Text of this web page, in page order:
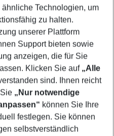
nights
filter
Technologien, um
zu halten.
unserer Plattform
Support bieten sowie
anzeigen, die für Sie
Klicken Sie auf „Alle
sind. Ihnen reicht
„Nur notwendige
können Sie Ihre
festlegen. Sie können
selbstverständlich